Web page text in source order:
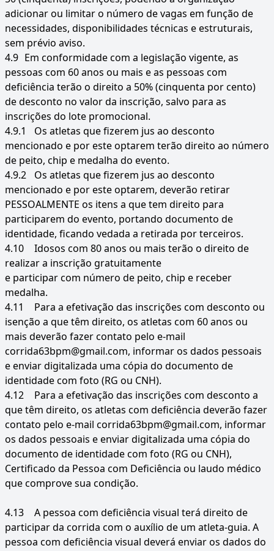
adicionar ou limitar o número de vagas em função de
necessidades, disponibilidades técnicas e estruturais,
sem prévio aviso.
4.9 Em conformidade com a legislação vigente, as
pessoas com 60 anos ou mais e as pessoas com
deficiência terão o direito a 50% (cinquenta por cento)
de desconto no valor da inscrição, salvo para as
inscrições do lote promocional.
4.9.1
Os atletas que fizerem jus ao desconto
mencionado e por este optarem terão direito ao número
de peito, chip e medalha do evento.
4.9.2
Os atletas que fizerem jus ao desconto
mencionado e por este optarem, deverão retirar
PESSOALMENTE os itens a que tem direito para
participarem do evento, portando documento de
identidade, ficando vedada a retirada por terceiros.
4.10
Idosos com 80 anos ou mais terão o direito de
realizar a inscrição gratuitamente
e participar com número de peito, chip e receber
medalha.
4.11
Para a efetivação das inscrições com desconto ou
isenção a que têm direito, os atletas com 60 anos ou
mais deverão fazer contato pelo e-mail
corrida63bpm@gmail.com, informar os dados pessoais
e enviar digitalizada uma cópia do documento de
identidade com foto (RG ou CNH).
4.12
Para a efetivação das inscrições com desconto a
que têm direito, os atletas com deficiência deverão fazer
contato pelo e-mail corrida63bpm@gmail.com, informar
os dados pessoais e enviar digitalizada uma cópia do
documento de identidade com foto (RG ou CNH),
Certificado da Pessoa com Deficiência ou laudo médico
que comprove sua condição.
4.13
A pessoa com deficiência visual terá direito de
participar da corrida com o auxílio de um atleta-guia. A
pessoa com deficiência visual deverá enviar os dados do